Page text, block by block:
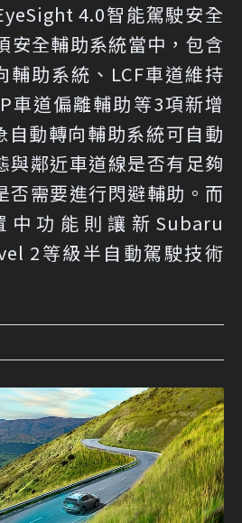
4.0智能駕駛安全
安全輔助系統當中，包含
輔助系統、LCF車道維持
車道偏離輔助等3項新增
自動轉向輔助系統可自動
與鄰近車道線是否有足夠
否需要進行閃避輔助。而
中功能則讓新Subaru
2等級半自動駕駛技術